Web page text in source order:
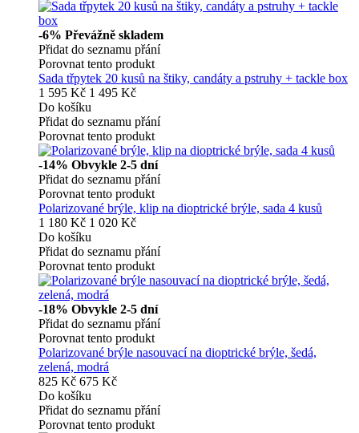
-6% Převážně skladem
Přidat do seznamu přání
Porovnat tento produkt
Sada třpytek 20 kusů na štiky, candáty a pstruhy + tackle box
1 595 Kč 1 495 Kč
Do košíku
Přidat do seznamu přání
Porovnat tento produkt
-14% Obvykle 2-5 dní
Přidat do seznamu přání
Porovnat tento produkt
Polarizované brýle, klip na dioptrické brýle, sada 4 kusů
1 180 Kč 1 020 Kč
Do košíku
Přidat do seznamu přání
Porovnat tento produkt
-18% Obvykle 2-5 dní
Přidat do seznamu přání
Porovnat tento produkt
Polarizované brýle nasouvací na dioptrické brýle, šedá,
zelená, modrá
825 Kč 675 Kč
Do košíku
Přidat do seznamu přání
Porovnat tento produkt